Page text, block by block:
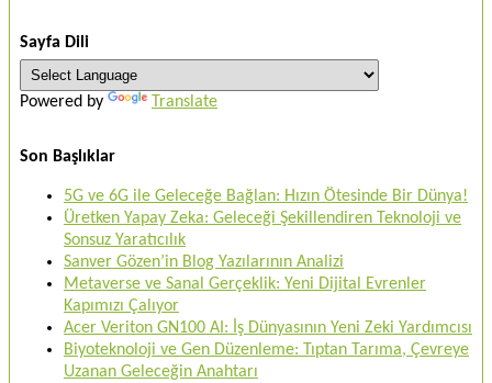
Sayfa Dili
Powered by Translate
Son Başlıklar
5G ve 6G ile Geleceğe Bağlan: Hızın Ötesinde Bir Dünya!
Üretken Yapay Zeka: Geleceği Şekillendiren Teknoloji ve
Sonsuz Yaratıcılık
Sanver Gözen’in Blog Yazılarının Analizi
Metaverse ve Sanal Gerçeklik: Yeni Dijital Evrenler
Kapımızı Çalıyor
Acer Veriton GN100 AI: İş Dünyasının Yeni Zeki Yardımcısı
Biyoteknoloji ve Gen Düzenleme: Tıptan Tarıma, Çevreye
Uzanan Geleceğin Anahtarı